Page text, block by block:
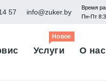
57 info@zuker.by
Время
Пн-Пт
Услуги
Новое
О нас